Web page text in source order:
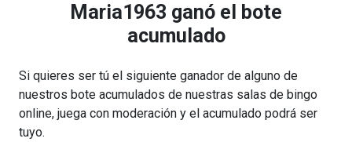
Maria1963 ganó el bote
acumulado
Si quieres ser tú el siguiente ganador de alguno de
nuestros bote acumulados de nuestras salas de bingo
online, juega con moderación y el acumulado podrá ser
tuyo.